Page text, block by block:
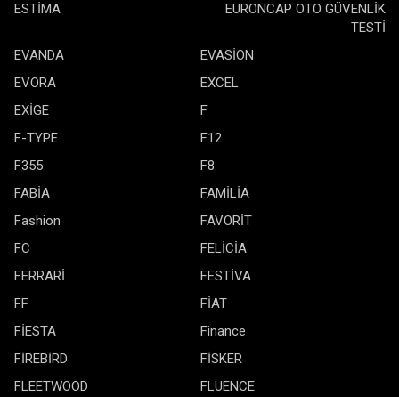
ESTİMA
EURONCAP OTO GÜVENLİK
TESTİ
EVANDA
EVASİON
EVORA
EXCEL
EXİGE
F
F-TYPE
F12
F355
F8
FABİA
FAMİLİA
Fashion
FAVORİT
FC
FELİCİA
FERRARİ
FESTİVA
FF
FİAT
FİESTA
Finance
FİREBİRD
FİSKER
FLEETWOOD
FLUENCE